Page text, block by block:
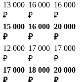
13 000
₽
16 000
₽
16 000
₽
15 000
₽
16 000
₽
20 000
₽
12 000
₽
17 000
₽
17 000
₽
17 000 18 000 20 000